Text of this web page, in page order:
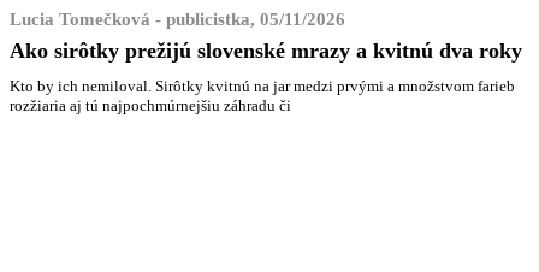
Lucia Tomečková - publicistka, 05/11/2026
Ako sirôtky prežijú slovenské mrazy a kvitnú dva roky
Kto by ich nemiloval. Sirôtky kvitnú na jar medzi prvými a množstvom farieb
rozžiaria aj tú najpochmúrnejšiu záhradu či